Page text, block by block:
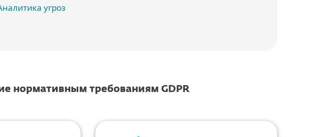
угроз
нормативным требованиям GDPR